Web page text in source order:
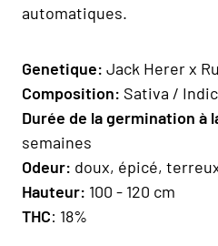
automatiques.
Genetique: Jack Herer x
Composition: Sativa /
Durée de la germination à
semaines
Odeur: doux, épicé,
Hauteur: 100 - 120 cm
THC: 18%